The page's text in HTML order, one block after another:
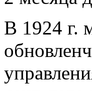
В 1924 г.